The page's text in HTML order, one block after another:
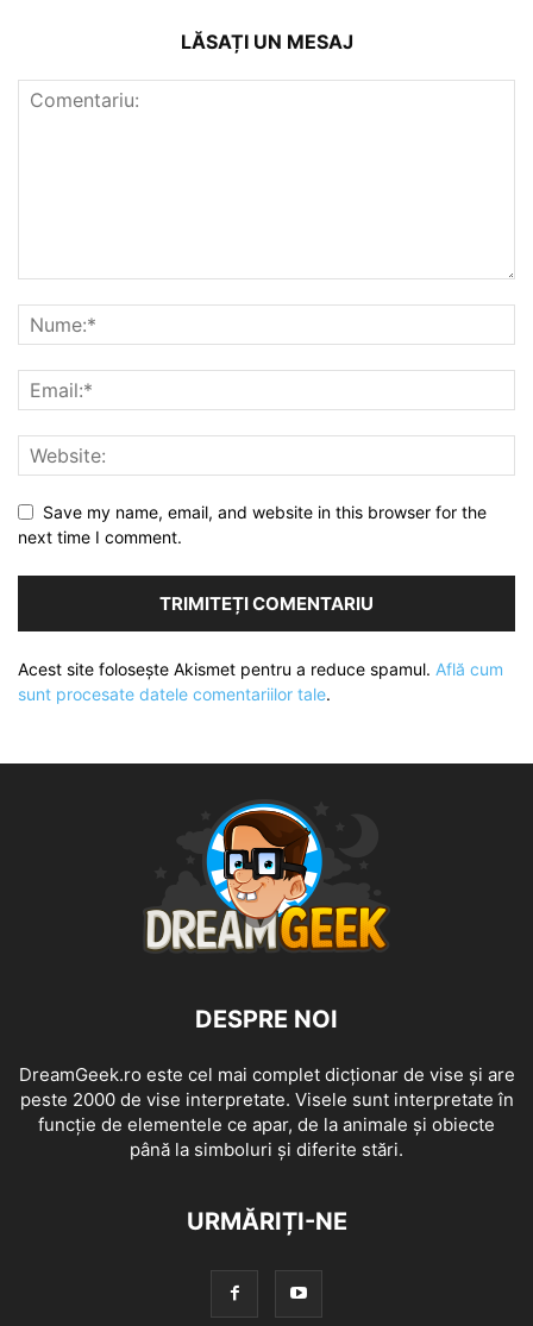
LĂSAȚI UN MESAJ
Save my name, email, and website in this browser for the
next time I comment.
Acest site folosește Akismet pentru a reduce spamul. Află cum
sunt procesate datele comentariilor tale.
DESPRE NOI
DreamGeek.ro este cel mai complet dicționar de vise și are
peste 2000 de vise interpretate. Visele sunt interpretate în
funcție de elementele ce apar, de la animale și obiecte
până la simboluri și diferite stări.
URMĂRIȚI-NE